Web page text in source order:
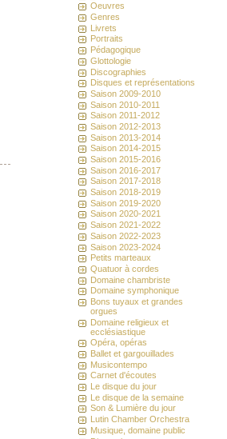
Oeuvres
Genres
Livrets
Portraits
Pédagogique
Glottologie
Discographies
Disques et représentations
Saison 2009-2010
Saison 2010-2011
Saison 2011-2012
Saison 2012-2013
Saison 2013-2014
Saison 2014-2015
Saison 2015-2016
Saison 2016-2017
Saison 2017-2018
Saison 2018-2019
Saison 2019-2020
Saison 2020-2021
Saison 2021-2022
Saison 2022-2023
Saison 2023-2024
Petits marteaux
Quatuor à cordes
Domaine chambriste
Domaine symphonique
Bons tuyaux et grandes
orgues
Domaine religieux et
ecclésiastique
Opéra, opéras
Ballet et gargouillades
Musicontempo
Carnet d'écoutes
Le disque du jour
Le disque de la semaine
Son & Lumière du jour
Lutin Chamber Orchestra
Musique, domaine public